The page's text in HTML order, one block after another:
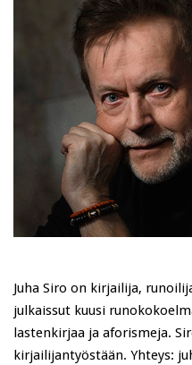
Juha Siro on kirjailija,
julkaissut kuusi
lastenkirjaa ja aforismeja.
kirjailijantyöstään. Yhteys: